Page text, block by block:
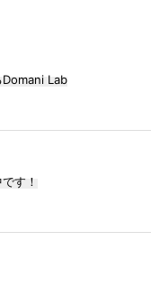
Domani Lab
す！